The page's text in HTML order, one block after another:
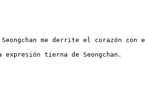
me derrite el corazón con
expresión tierna de Seongchan.